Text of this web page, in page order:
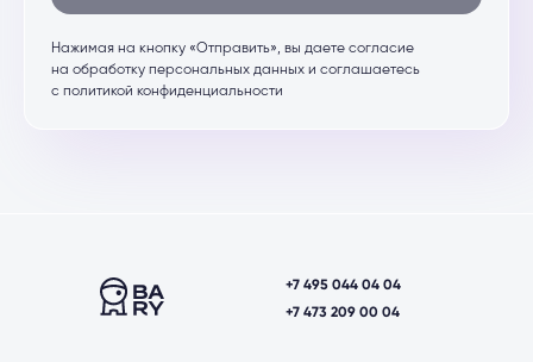
Нажимая на кнопку «Отправить», вы даете согласие
на обработку персональных данных и соглашаетесь
c политикой конфиденциальности
+7 495 044 04 04
+7 473 209 00 04